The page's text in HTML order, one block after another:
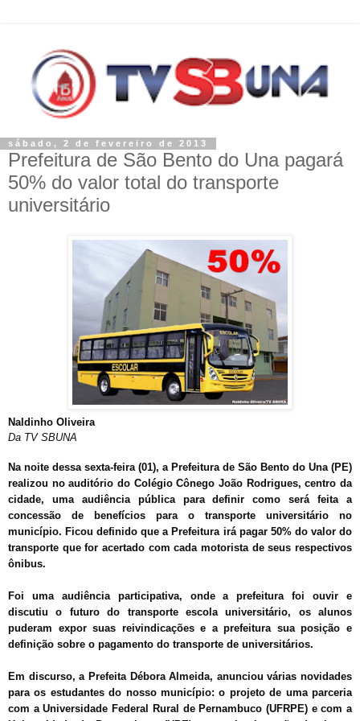
sábado, 2 de fevereiro de 2013
Prefeitura de São Bento do Una pagará
50% do valor total do transporte
universitário
Naldinho Oliveira
Da TV SBUNA
Na noite dessa sexta-feira (01), a Prefeitura de São Bento do Una (PE)
realizou no auditório do Colégio Cônego João Rodrigues, centro da
cidade, uma audiência pública para definir como será feita a
concessão de benefícios para o transporte universitário no
município. Ficou definido que a Prefeitura irá pagar 50% do valor do
transporte que for acertado com cada motorista de seus respectivos
ônibus.
Foi uma audiência participativa, onde a prefeitura foi ouvir e
discutiu o futuro do transporte escola universitário, os alunos
puderam expor suas reivindicações e a prefeitura sua posição e
definição sobre o pagamento do transporte de universitários.
Em discurso, a Prefeita Débora Almeida, anunciou várias novidades
para os estudantes do nosso município: o projeto de uma parceria
com a Universidade Federal Rural de Pernambuco (UFRPE) e com a